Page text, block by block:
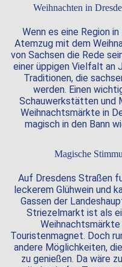
Weihnachten in
Wenn es eine Region
Atemzug mit dem
von Sachsen die Rede
einer üppigen Vielfalt an
Traditionen, die
werden. Einen
Schauwerkstätten und
Weihnachtsmärkte in
magisch in den Bann
Magische
Auf Dresdens Straßen
leckerem Glühwein und
Gassen der
Striezelmarkt ist als
Touristenmagnet. Doch
andere Möglichkeiten,
zu genießen. Da wäre